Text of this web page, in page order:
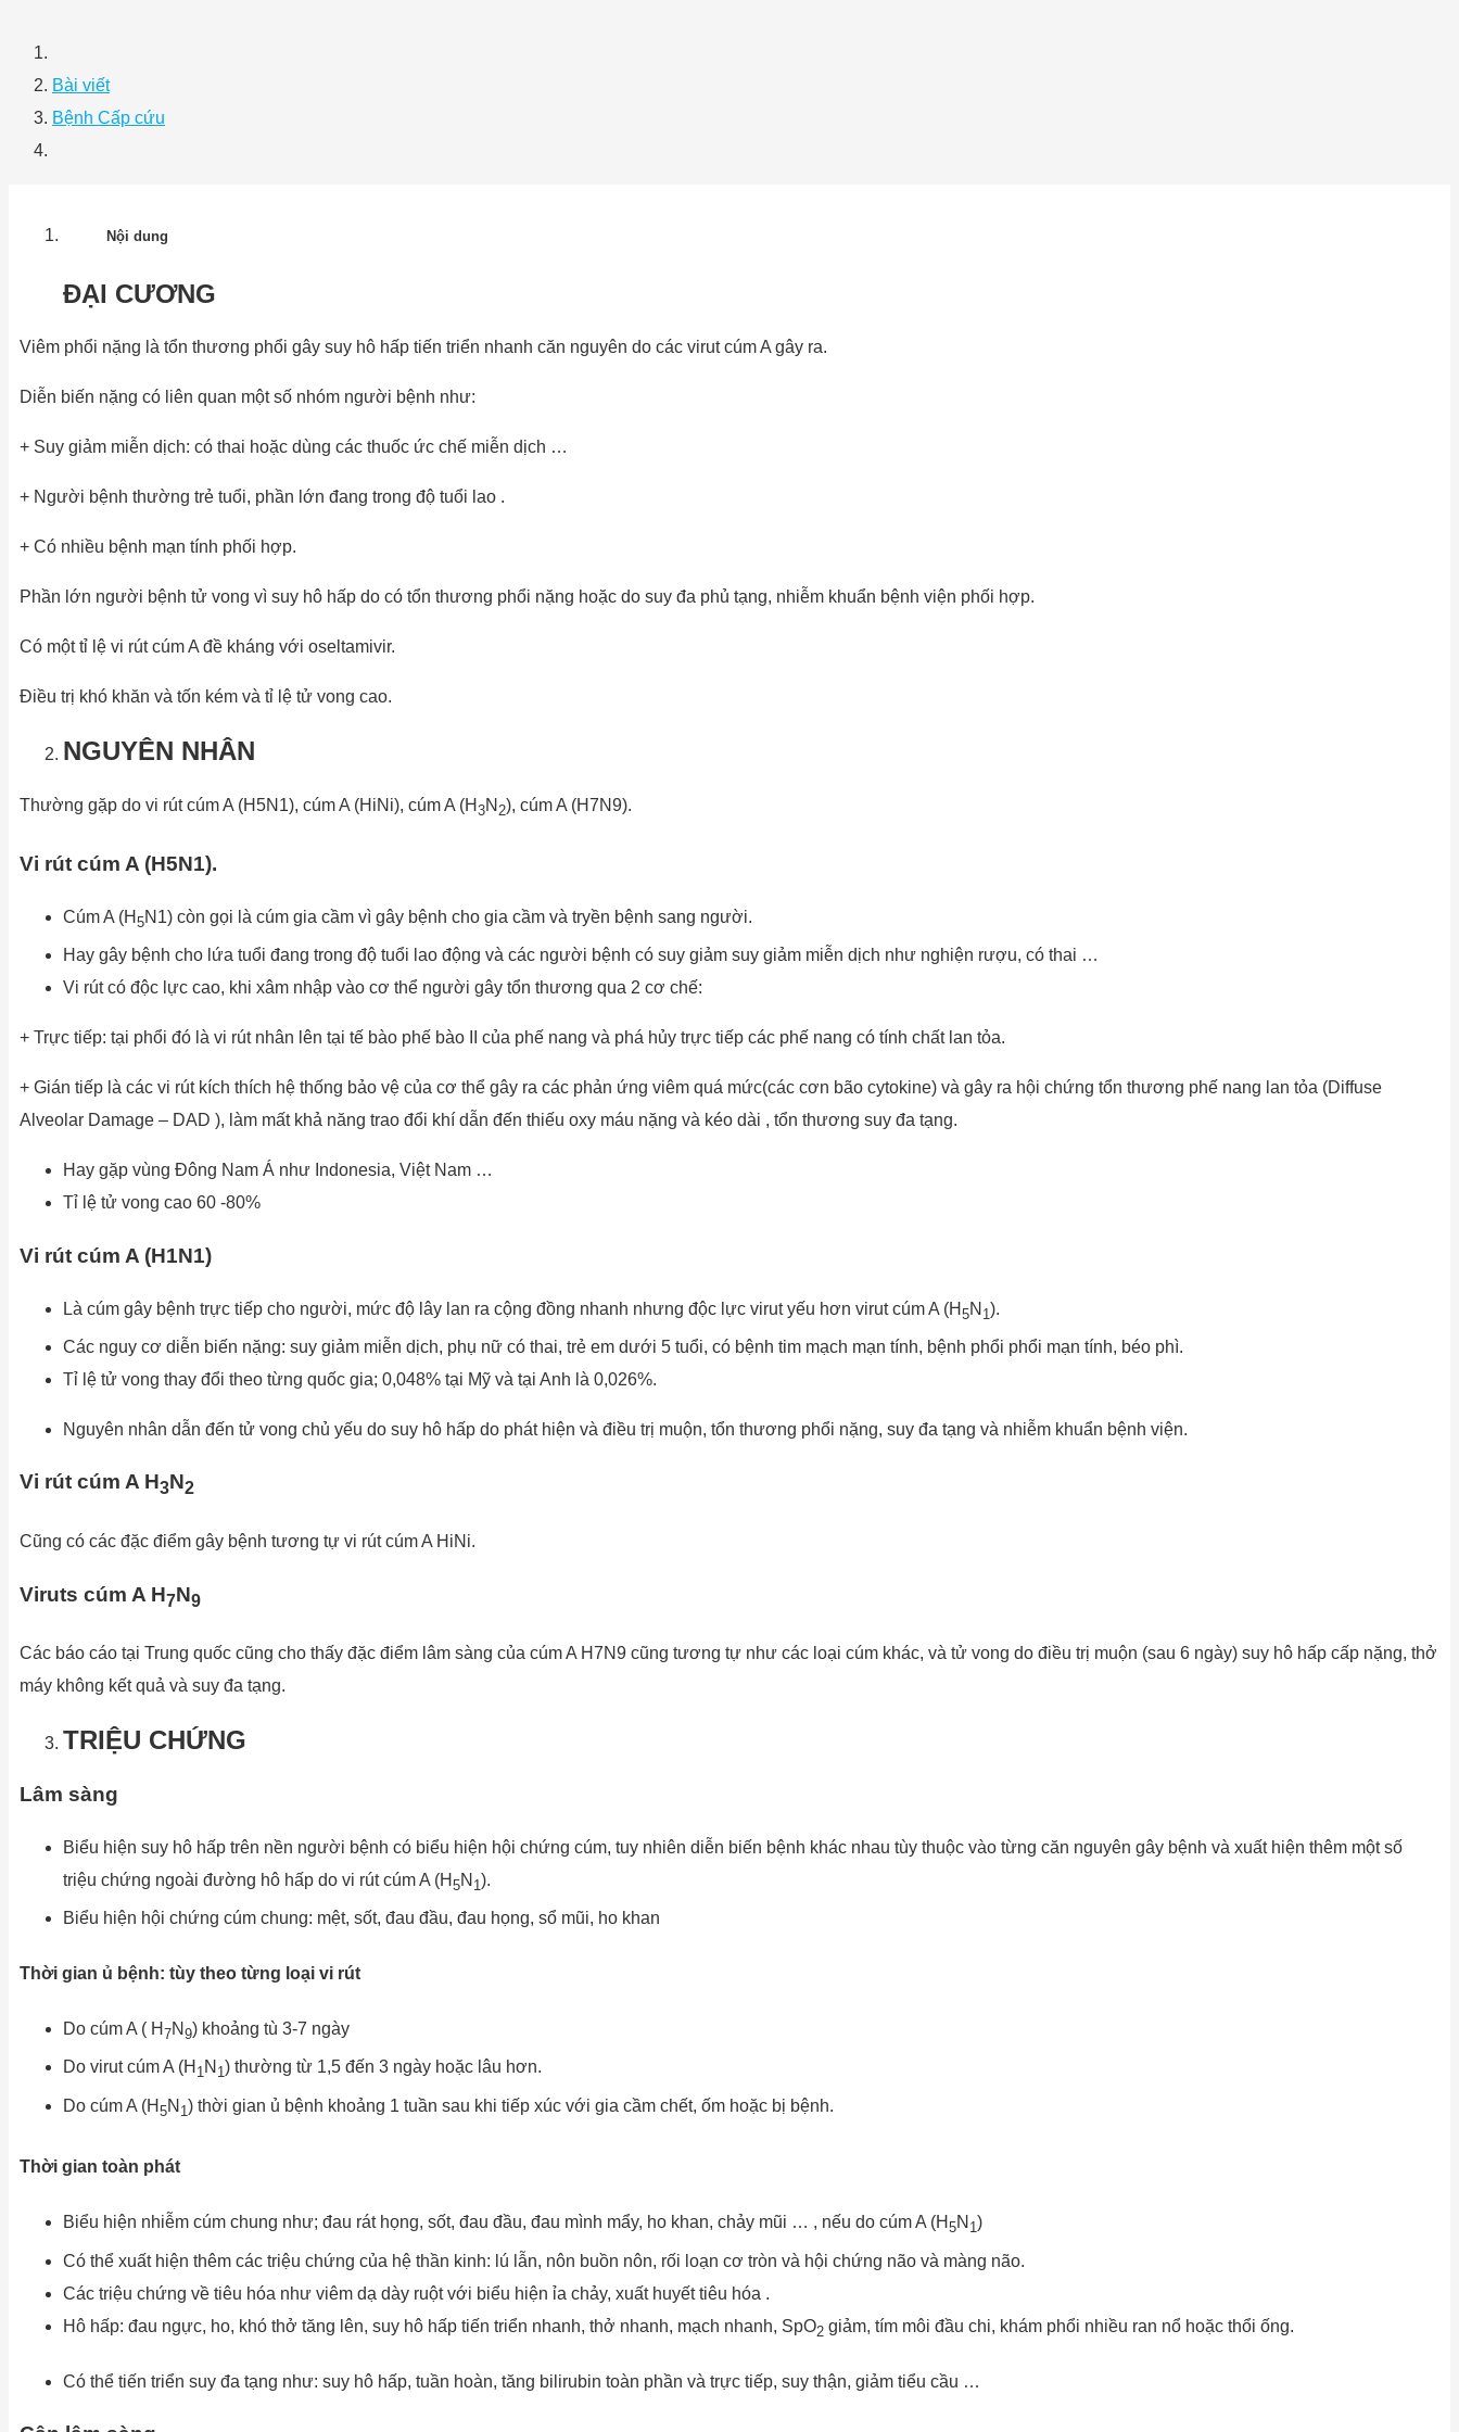
Bài viết
Bệnh Cấp cứu
Nội dung
ĐẠI CƯƠNG
Viêm phổi nặng là tổn thương phổi gây suy hô hấp tiến triển nhanh căn nguyên do các virut cúm A gây ra.
Diễn biến nặng có liên quan một số nhóm người bệnh như:
+ Suy giảm miễn dịch: có thai hoặc dùng các thuốc ức chế miễn dịch …
+ Người bệnh thường trẻ tuổi, phần lớn đang trong độ tuổi lao .
+ Có nhiều bệnh mạn tính phối hợp.
Phần lớn người bệnh tử vong vì suy hô hấp do có tổn thương phổi nặng hoặc do suy đa phủ tạng, nhiễm khuẩn bệnh viện phối hợp.
Có một tỉ lệ vi rút cúm A đề kháng với oseltamivir.
Điều trị khó khăn và tốn kém và tỉ lệ tử vong cao.
NGUYÊN NHÂN
Thường gặp do vi rút cúm A (H5N1), cúm A (HiNi), cúm A (H 3N 2), cúm A (H7N9).
Vi rút cúm A (H5N1).
Cúm A (H 5N1) còn gọi là cúm gia cầm vì gây bệnh cho gia cầm và tryền bệnh sang người.
Hay gây bệnh cho lứa tuổi đang trong độ tuổi lao động và các người bệnh có suy giảm suy giảm miễn dịch như nghiện rượu, có thai …
Vi rút có độc lực cao, khi xâm nhập vào cơ thể người gây tổn thương qua 2 cơ chế:
+ Trực tiếp: tại phổi đó là vi rút nhân lên tại tế bào phế bào II của phế nang và phá hủy trực tiếp các phế nang có tính chất lan tỏa.
+ Gián tiếp là các vi rút kích thích hệ thống bảo vệ của cơ thể gây ra các phản ứng viêm quá mức(các cơn bão cytokine) và gây ra hội chứng tổn thương phế nang lan tỏa (Diffuse
Alveolar Damage – DAD ), làm mất khả năng trao đổi khí dẫn đến thiếu oxy máu nặng và kéo dài , tổn thương suy đa tạng.
Hay gặp vùng Đông Nam Á như Indonesia, Việt Nam …
Tỉ lệ tử vong cao 60 -80%
Vi rút cúm A (H1N1)
Là cúm gây bệnh trực tiếp cho người, mức độ lây lan ra cộng đồng nhanh nhưng độc lực virut yếu hơn virut cúm A (H 5N 1).
Các nguy cơ diễn biến nặng: suy giảm miễn dịch, phụ nữ có thai, trẻ em dưới 5 tuổi, có bệnh tim mạch mạn tính, bệnh phổi phổi mạn tính, béo phì.
Tỉ lệ tử vong thay đổi theo từng quốc gia; 0,048% tại Mỹ và tại Anh là 0,026%.
Nguyên nhân dẫn đến tử vong chủ yếu do suy hô hấp do phát hiện và điều trị muộn, tổn thương phổi nặng, suy đa tạng và nhiễm khuẩn bệnh viện.
Vi rút cúm A H3N2
Cũng có các đặc điểm gây bệnh tương tự vi rút cúm A HiNi.
Viruts cúm A H7N9
Các báo cáo tại Trung quốc cũng cho thấy đặc điểm lâm sàng của cúm A H7N9 cũng tương tự như các loại cúm khác, và tử vong do điều trị muộn (sau 6 ngày) suy hô hấp cấp nặng, thở
máy không kết quả và suy đa tạng.
TRIỆU CHỨNG
Lâm sàng
Biểu hiện suy hô hấp trên nền người bệnh có biểu hiện hội chứng cúm, tuy nhiên diễn biến bệnh khác nhau tùy thuộc vào từng căn nguyên gây bệnh và xuất hiện thêm một số
triệu chứng ngoài đường hô hấp do vi rút cúm A (H 5N 1 ).
Biểu hiện hội chứng cúm chung: mệt, sốt, đau đầu, đau họng, sổ mũi, ho khan
Thời gian ủ bệnh: tùy theo từng loại vi rút
Do cúm A ( H 7N 9) khoảng tù 3-7 ngày
Do virut cúm A (H 1N 1) thường từ 1,5 đến 3 ngày hoặc lâu hơn.
Do cúm A (H 5N 1 ) thời gian ủ bệnh khoảng 1 tuần sau khi tiếp xúc với gia cầm chết, ốm hoặc bị bệnh.
Thời gian toàn phát
Biểu hiện nhiễm cúm chung như; đau rát họng, sốt, đau đầu, đau mình mẩy, ho khan, chảy mũi … , nếu do cúm A (H 5N 1)
Có thể xuất hiện thêm các triệu chứng của hệ thần kinh: lú lẫn, nôn buồn nôn, rối loạn cơ tròn và hội chứng não và màng não.
Các triệu chứng về tiêu hóa như viêm dạ dày ruột với biểu hiện ỉa chảy, xuất huyết tiêu hóa .
Hô hấp: đau ngực, ho, khó thở tăng lên, suy hô hấp tiến triển nhanh, thở nhanh, mạch nhanh, SpO2 giảm, tím môi đầu chi, khám phổi nhiều ran nổ hoặc thổi ống.
Có thể tiến triển suy đa tạng như: suy hô hấp, tuần hoàn, tăng bilirubin toàn phần và trực tiếp, suy thận, giảm tiểu cầu …